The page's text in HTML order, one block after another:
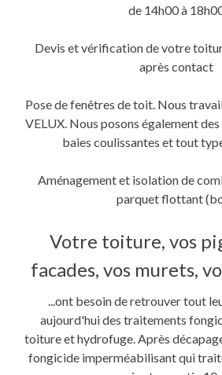
de 14h00 à
Devis et vérification de votre
après contact
Pose de fenêtres de toit. Nous
VELUX. Nous posons également
baies coulissantes et tout
Aménagement et isolation de
parquet flottant
Votre toiture, vos
facades, vos murets,
...ont besoin de retrouver tout
aujourd'hui des traitements
toiture et hydrofuge. Après
fongicide imperméabilisant qui